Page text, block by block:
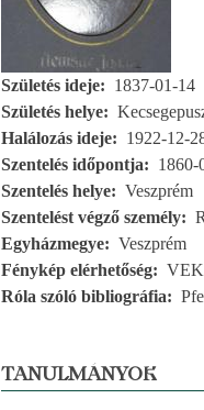
Születés ideje
1837-01-14
Születés helye
Halálozás ideje
1922-12-
Szentelés időpontja
1860-
Szentelés helye
Veszprém
Szentelést végző személy
Egyházmegye
Veszprém
Fénykép elérhetőség
Róla szóló bibliográfia
TANULMÁNYOK